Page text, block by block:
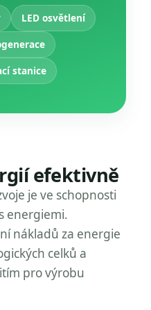
LED osvětlení
stanice
efektivně
je ve schopnosti
energiemi.
nákladů za energie
celků a
pro výrobu